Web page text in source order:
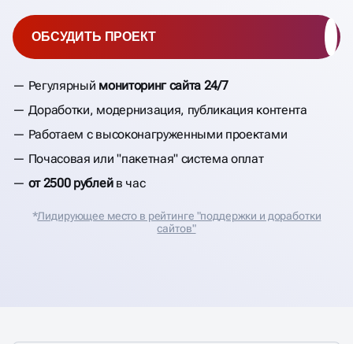
Регулярный мониторинг сайта 24/7
Доработки, модернизация, публикация контента
Работаем с высоконагруженными проектами
Почасовая или "пакетная" система оплат
от 2500 рублейв час
ОБСУДИТЬ ПРОЕКТ
*Лидирующее место в рейтинге "поддержки и доработки
сайтов"